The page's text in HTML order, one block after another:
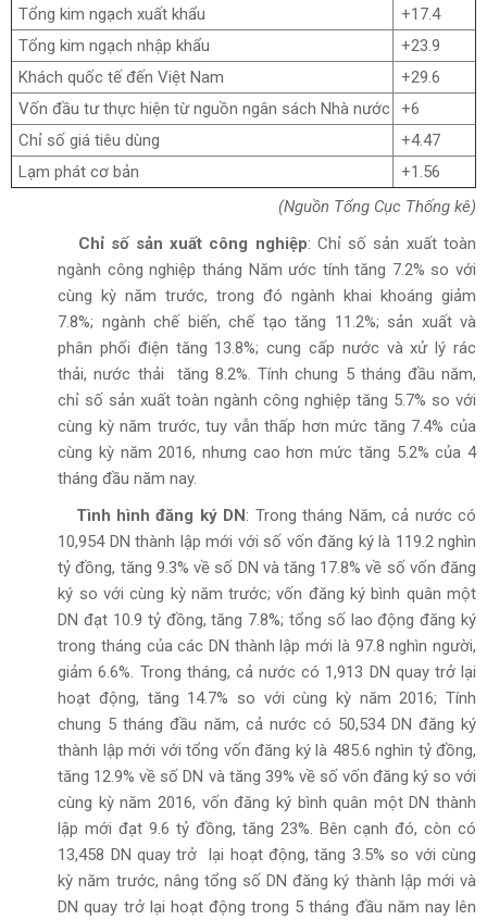
Tổng kim ngạch xuất khẩu
+17.4
Tổng kim ngạch nhập khẩu
+23.9
Khách quốc tế đến Việt Nam
+29.6
Vốn đầu tư thực hiện từ nguồn ngân sách Nhà nước
+6
Chỉ số giá tiêu dùng
+4.47
Lạm phát cơ bản
+1.56
(Nguồn Tổng Cục Thống kê)
Chỉ số sản xuất công nghiệp: Chỉ số sản xuất toàn
ngành công nghiệp tháng Năm ước tính tăng 7.2% so với
cùng kỳ năm trước, trong đó ngành khai khoáng giảm
7.8%; ngành chế biến, chế tạo tăng 11.2%; sản xuất và
phân phối điện tăng 13.8%; cung cấp nước và xử lý rác
thải, nước thải tăng 8.2%. Tính chung 5 tháng đầu năm,
chỉ số sản xuất toàn ngành công nghiệp tăng 5.7% so với
cùng kỳ năm trước, tuy vẫn thấp hơn mức tăng 7.4% của
cùng kỳ năm 2016, nhưng cao hơn mức tăng 5.2% của 4
tháng đầu năm nay.
Tình hình đăng ký DN: Trong tháng Năm, cả nước có
10,954 DN thành lập mới với số vốn đăng ký là 119.2 nghìn
tỷ đồng, tăng 9.3% về số DN và tăng 17.8% về số vốn đăng
ký so với cùng kỳ năm trước; vốn đăng ký bình quân một
DN đạt 10.9 tỷ đồng, tăng 7.8%; tổng số lao động đăng ký
trong tháng của các DN thành lập mới là 97.8 nghìn người,
giảm 6.6%. Trong tháng, cả nước có 1,913 DN quay trở lại
hoạt động, tăng 14.7% so với cùng kỳ năm 2016; Tính
chung 5 tháng đầu năm, cả nước có 50,534 DN đăng ký
thành lập mới với tổng vốn đăng ký là 485.6 nghìn tỷ đồng,
tăng 12.9% về số DN và tăng 39% về số vốn đăng ký so với
cùng kỳ năm 2016, vốn đăng ký bình quân một DN thành
lập mới đạt 9.6 tỷ đồng, tăng 23%. Bên cạnh đó, còn có
13,458 DN quay trở lại hoạt động, tăng 3.5% so với cùng
kỳ năm trước, nâng tổng số DN đăng ký thành lập mới và
DN quay trở lại hoạt động trong 5 tháng đầu năm nay lên